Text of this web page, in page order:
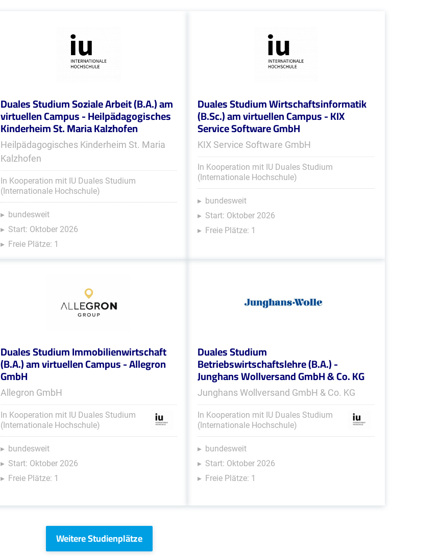
Duales Studium Soziale Arbeit (B.A.) am
virtuellen Campus - Heilpädagogisches
Kinderheim St. Maria Kalzhofen
Heilpädagogisches Kinderheim St. Maria
Kalzhofen
In Kooperation mit IU Duales Studium
(Internationale Hochschule)
bundesweit
Start: Oktober 2026
Freie Plätze: 1
Duales Studium Wirtschaftsinformatik
(B.Sc.) am virtuellen Campus - KIX
Service Software GmbH
KIX Service Software GmbH
In Kooperation mit IU Duales Studium
(Internationale Hochschule)
bundesweit
Start: Oktober 2026
Freie Plätze: 1
Duales Studium Immobilienwirtschaft
(B.A.) am virtuellen Campus - Allegron
GmbH
Allegron GmbH
In Kooperation mit IU Duales Studium
(Internationale Hochschule)
bundesweit
Start: Oktober 2026
Freie Plätze: 1
Duales Studium
Betriebswirtschaftslehre (B.A.) -
Junghans Wollversand GmbH & Co. KG
Junghans Wollversand GmbH & Co. KG
In Kooperation mit IU Duales Studium
(Internationale Hochschule)
bundesweit
Start: Oktober 2026
Freie Plätze: 1
Weitere Studienplätze